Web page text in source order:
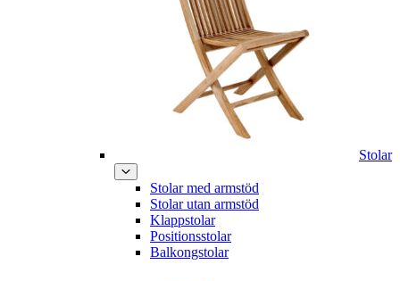
Stolar
Stolar med armstöd
Stolar utan armstöd
Klappstolar
Positionsstolar
Balkongstolar